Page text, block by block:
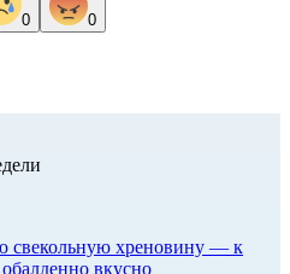
0 0
свекольную хреновину — к
вкусно